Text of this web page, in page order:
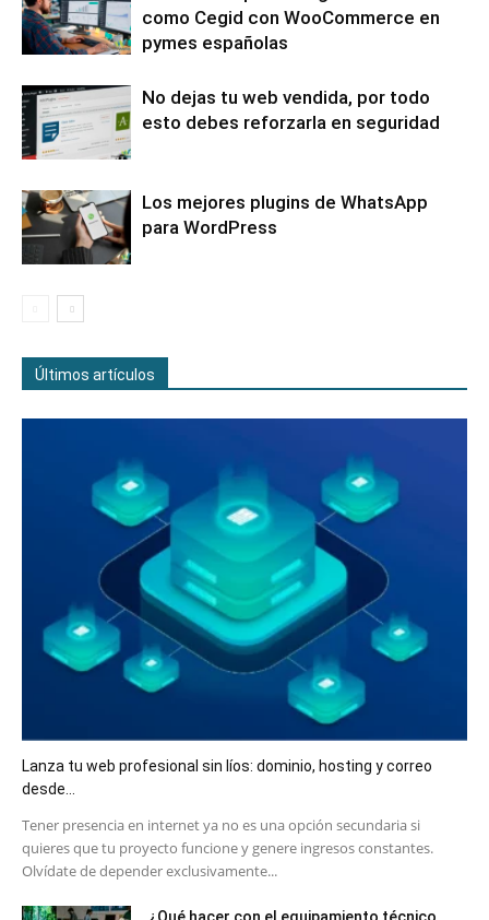
como Cegid con WooCommerce en
pymes españolas
No dejas tu web vendida, por todo
esto debes reforzarla en seguridad
Los mejores plugins de WhatsApp
para WordPress
Últimos artículos
Lanza tu web profesional sin líos: dominio, hosting y correo
desde...
​Tener presencia en internet ya no es una opción secundaria si
quieres que tu proyecto funcione y genere ingresos constantes.
Olvídate de depender exclusivamente...